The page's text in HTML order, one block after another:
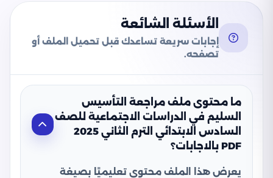
الأسئلة الشائعة
إجابات سريعة تساعدك قبل تحميل الملف أو
تصفحه.
ما محتوى ملف مراجعة التأسيس
السليم في الدراسات الاجتماعية للصف
السادس الابتدائي الترم الثاني 2025
PDF بالاجابات؟
يعرض هذا الملف محتوى تعليميًا بصيغة